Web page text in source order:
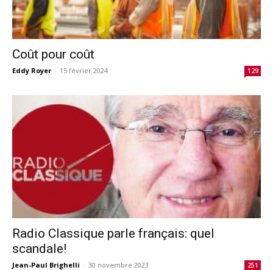
Coût pour coût
Eddy Royer - 15 février 2024 129
Radio Classique parle français: quel
scandale!
Jean-Paul Brighelli - 30 novembre 2023 251